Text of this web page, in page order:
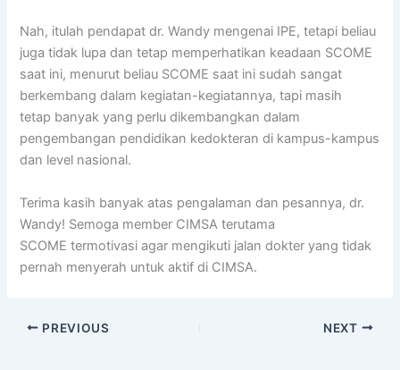
Nah, itulah pendapat dr. Wandy mengenai IPE, tetapi beliau
juga tidak lupa dan tetap memperhatikan keadaan SCOME
saat ini, menurut beliau SCOME saat ini sudah sangat
berkembang dalam kegiatan-kegiatannya, tapi masih
tetap banyak yang perlu dikembangkan dalam
pengembangan pendidikan kedokteran di kampus-kampus
dan level nasional.
Terima kasih banyak atas pengalaman dan pesannya, dr.
Wandy! Semoga member CIMSA terutama
SCOME termotivasi agar mengikuti jalan dokter yang tidak
pernah menyerah untuk aktif di CIMSA.
PREVIOUS NEXT